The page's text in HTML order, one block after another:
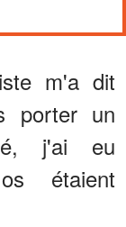
m'a dit
porter un
j'ai eu
étaient